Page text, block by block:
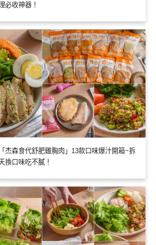
必收神器！
杰森食代舒肥雞胸肉」13款口味爆汁開箱~拆
換口味吃不膩！